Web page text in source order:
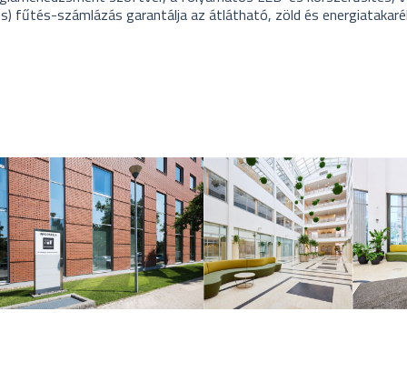
fűtés-számlázás garantálja az átlátható, zöld és